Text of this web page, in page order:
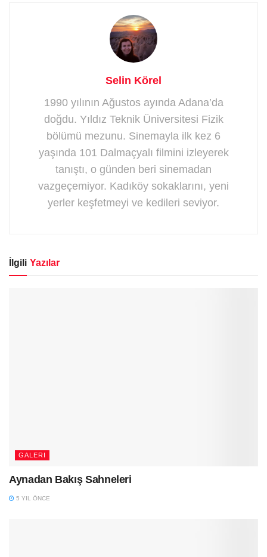
Selin Körel
1990 yılının Ağustos ayında Adana’da
doğdu. Yıldız Teknik Üniversitesi Fizik
bölümü mezunu. Sinemayla ilk kez 6
yaşında 101 Dalmaçyalı filmini izleyerek
tanıştı, o günden beri sinemadan
vazgeçemiyor. Kadıköy sokaklarını, yeni
yerler keşfetmeyi ve kedileri seviyor.
İlgili Yazılar
GALERI
Aynadan Bakış Sahneleri
5 YIL ÖNCE